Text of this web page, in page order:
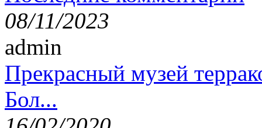
08/11/2023
admin
Прекрасный музей
Бол...